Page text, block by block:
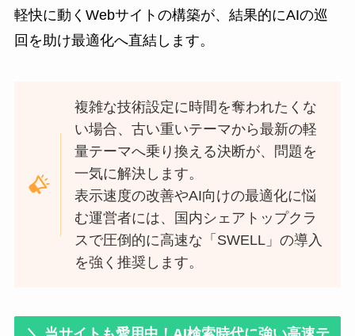
軽快に動くWebサイトの構築が、結果的にAIの巡
回を助け最適化へ直結します。
複雑な技術設定に時間を奪われたくな
い場合、古い重いテーマから最新の軽
量テーマへ乗り換える決断が、問題を
一気に解決します。
表示速度の改善やAI向けの最適化に悩
む運営者には、国内シェアトップクラ
スで圧倒的に高速な「SWELL」の導入
を強く推奨します。